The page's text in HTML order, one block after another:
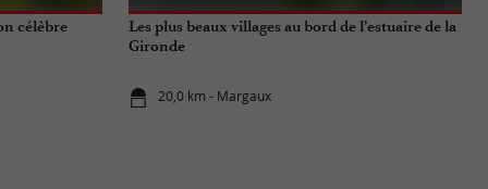
célèbre
Les plus beaux villages au bord de l’estuaire de la
Gironde
20,0 km - Margaux